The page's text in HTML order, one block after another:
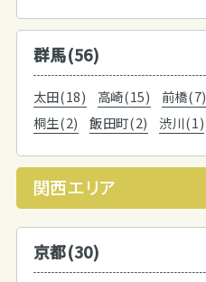
群馬(56)
太田(18) 高崎(15) 前橋(7)
桐生(2)
飯田町(2) 渋川(1)
関西エリア
京都(30)